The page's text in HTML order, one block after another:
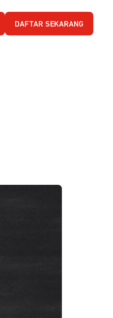
DAFTAR SEKARANG